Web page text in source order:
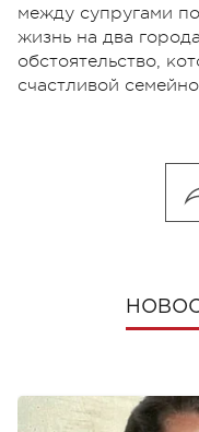
между супругами
жизнь на два
обстоятельство,
счастливой